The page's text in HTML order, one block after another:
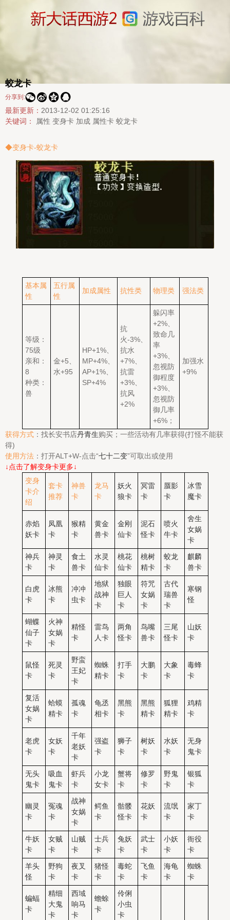
蛟龙卡
分享到: 
最新更新： 2013-12-02 01:25:16
关键词：
属性 变身卡 加成 属性卡 蛟龙卡
◆变身卡-蛟龙卡
基本属
性
五行属
性
加成属性 抗性类 物理类 强法类
等级：
75级
亲和：
8
种类：
兽
金+5、
水+95
HP+1%、
MP+4%、
AP+1%、
SP+4%
抗
火-3%、
抗水
+7%、
抗雷
+3%、
抗风
+2%
躲闪率
+2%、
致命几
率
+3%、
忽视防
御程度
+3%、
忽视防
御几率
+6%；
加强水
+9%
获得方式 ：找长安书店丹青生购买；一些活动有几率获得(打怪不能获
得)
使用方法 ：打开ALT+W-点击“七十二变”可取出或使用
↓点击了解变身卡更多↓
变身
卡介
绍
套卡
推荐
神兽
卡
龙马
卡
妖火
狼卡
冥雷
卡
蜃影
卡
冰雪
魔卡
赤焰
妖卡
凤凰
卡
猴精
卡
黄金
兽卡
金刚
仙卡
泥石
怪卡
喷火
牛卡
舍生
女娲
卡
神兵
卡
神灵
卡
食土
兽卡
水灵
仙卡
桃花
仙卡
桃树
精卡
蛟龙
卡
麒麟
兽卡
白虎
卡
冰熊
卡
冲冲
虫卡
地狱
战神
卡
独眼
巨人
卡
符咒
女娲
卡
古代
瑞兽
卡
寒钢
怪
蝴蝶
仙子
卡
火神
女娲
卡
精怪
卡
雷鸟
人卡
两角
怪卡
鸟嘴
兽卡
三尾
怪卡
山妖
卡
鼠怪
卡
死灵
卡
野蛮
王妃
卡
蜘蛛
精卡
打手
卡
大鹏
卡
大象
卡
毒蜂
卡
复活
女娲
卡
蛤蟆
精卡
孤魂
卡
龟丞
相卡
黑熊
卡
黑熊
精卡
狐狸
精卡
鸡精
卡
老虎
卡
女妖
卡
千年
老妖
卡
强盗
卡
狮子
卡
树妖
卡
水妖
卡
无身
鬼卡
无头
鬼卡
吸血
鬼卡
虾兵
卡
小龙
女卡
蟹将
卡
修罗
卡
野鬼
卡
银狐
卡
幽灵
卡
冤魂
卡
战神
女娲
卡
鳄鱼
卡
骷髅
怪卡
花妖
卡
流氓
卡
家丁
卡
牛妖
卡
女贼
卡
山贼
卡
士兵
卡
兔妖
卡
武士
卡
小妖
卡
衙役
卡
羊头
怪
野狗
卡
夜叉
卡
猪怪
卡
毒蛇
卡
飞鱼
卡
海龟
卡
蜘蛛
卡
蝙蝠
卡
精细
大鬼
卡
西域
响马
卡
蟾蜍
卡
伶俐
小虫
卡